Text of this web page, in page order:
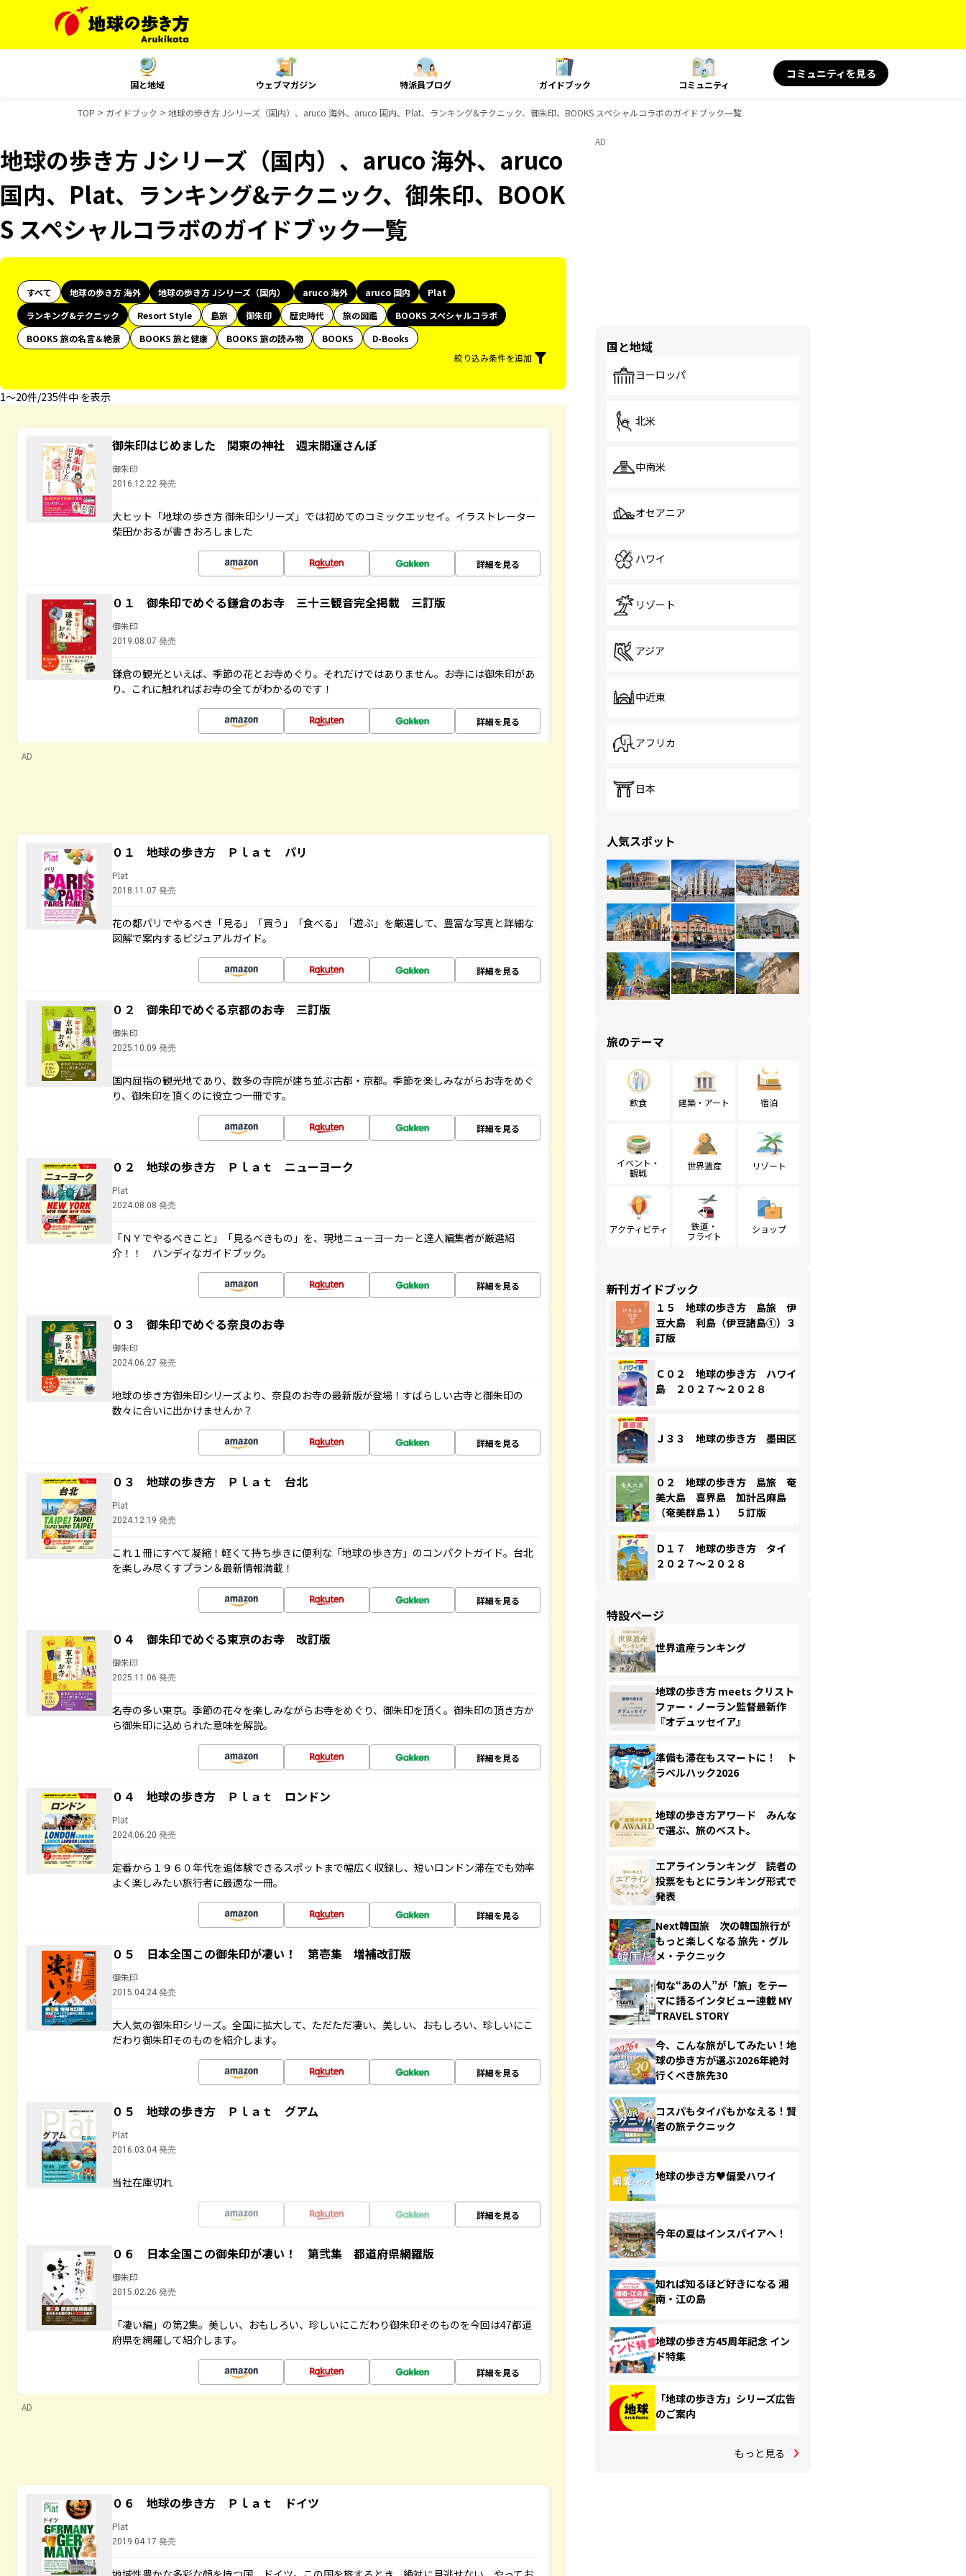
国と地域 ウェブマガジン 特派員ブログ ガイドブック コミュニティ
コミュニティを見る
TOP ガイドブック 地球の歩き方 Jシリーズ（国内）、aruco 海外、aruco 国内、Plat、ランキング&テクニック、御朱印、BOOKS スペシャルコラボのガイドブック一覧
地球の歩き方 Jシリーズ（国内）、aruco 海外、aruco
国内、Plat、ランキング&テクニック、御朱印、BOOK
S スペシャルコラボのガイドブック一覧
すべて 地球の歩き方 海外 地球の歩き方 Jシリーズ（国内） aruco 海外 aruco 国内
Plat
ランキング&テクニック
Resort Style 島旅 御朱印 歴史時代 旅の図鑑
BOOKS スペシャルコラボ
BOOKS 旅の名言＆絶景
BOOKS 旅と健康 BOOKS 旅の読み物 BOOKS
D-Books
絞り込み条件を追加
1〜20件/235件中 を表示
御朱印はじめました 関東の神社 週末開運さんぽ
御朱印
2016.12.22 発売
大ヒット「地球の歩き方 御朱印シリーズ」では初めてのコミックエッセイ。イラストレーター
柴田かおるが書きおろしました
詳細を見る
０１ 御朱印でめぐる鎌倉のお寺 三十三観音完全掲載 三訂版
御朱印
2019.08.07 発売
鎌倉の観光といえば、季節の花とお寺めぐり。それだけではありません。お寺には御朱印があ
り、これに触れればお寺の全てがわかるのです！
詳細を見る
AD
０１ 地球の歩き方 Ｐｌａｔ パリ
Plat
2018.11.07 発売
花の都パリでやるべき「見る」「買う」「食べる」「遊ぶ」を厳選して、豊富な写真と詳細な
図解で案内するビジュアルガイド。
詳細を見る
０２ 御朱印でめぐる京都のお寺 三訂版
御朱印
2025.10.09 発売
国内屈指の観光地であり、数多の寺院が建ち並ぶ古都・京都。季節を楽しみながらお寺をめぐ
り、御朱印を頂くのに役立つ一冊です。
詳細を見る
０２ 地球の歩き方 Ｐｌａｔ ニューヨーク
Plat
2024.08.08 発売
「ＮＹでやるべきこと」「見るべきもの」を、現地ニューヨーカーと達人編集者が厳選紹
介！！ ハンディなガイドブック。
詳細を見る
０３ 御朱印でめぐる奈良のお寺
御朱印
2024.06.27 発売
地球の歩き方御朱印シリーズより、奈良のお寺の最新版が登場！すばらしい古寺と御朱印の
数々に合いに出かけませんか？
詳細を見る
０３ 地球の歩き方 Ｐｌａｔ 台北
Plat
2024.12.19 発売
これ１冊にすべて凝縮！軽くて持ち歩きに便利な「地球の歩き方」のコンパクトガイド。台北
を楽しみ尽くすプラン＆最新情報満載！
詳細を見る
０４ 御朱印でめぐる東京のお寺 改訂版
御朱印
2025.11.06 発売
名寺の多い東京。季節の花々を楽しみながらお寺をめぐり、御朱印を頂く。御朱印の頂き方か
ら御朱印に込められた意味を解説。
詳細を見る
０４ 地球の歩き方 Ｐｌａｔ ロンドン
Plat
2024.06.20 発売
定番から１９６０年代を追体験できるスポットまで幅広く収録し、短いロンドン滞在でも効率
よく楽しみたい旅行者に最適な一冊。
詳細を見る
０５ 日本全国この御朱印が凄い！ 第壱集 増補改訂版
御朱印
2015.04.24 発売
大人気の御朱印シリーズ。全国に拡大して、ただただ凄い、美しい、おもしろい、珍しいにこ
だわり御朱印そのものを紹介します。
詳細を見る
０５ 地球の歩き方 Ｐｌａｔ グアム
Plat
2016.03.04 発売
当社在庫切れ
詳細を見る
０６ 日本全国この御朱印が凄い！ 第弐集 都道府県網羅版
御朱印
2015.02.26 発売
「凄い編」の第2集。美しい、おもしろい、珍しいにこだわり御朱印そのものを今回は47都道
府県を網羅して紹介します。
詳細を見る
AD
０６ 地球の歩き方 Ｐｌａｔ ドイツ
Plat
2019.04.17 発売
AD
国と地域
ヨーロッパ
北米
中南米
オセアニア
ハワイ
リゾート
アジア
中近東
アフリカ
日本
人気スポット
旅のテーマ
飲食 建築・アート 宿泊
イベント・
観戦
世界遺産 リゾート
アクティビティ
鉄道・
フライト
ショップ
新刊ガイドブック
１５ 地球の歩き方 島旅 伊
豆大島 利島（伊豆諸島①）３
訂版
Ｃ０２ 地球の歩き方 ハワイ
島 ２０２７～２０２８
Ｊ３３ 地球の歩き方 墨田区
０２ 地球の歩き方 島旅 奄
美大島 喜界島 加計呂麻島
（奄美群島１） ５訂版
Ｄ１７ 地球の歩き方 タイ
２０２７～２０２８
特設ページ
世界遺産ランキング
地球の歩き方 meets クリスト
ファー・ノーラン監督最新作
『オデュッセイア』
準備も滞在もスマートに！ ト
ラベルハック2026
地球の歩き方アワード みんな
で選ぶ、旅のベスト。
エアラインランキング 読者の
投票をもとにランキング形式で
発表
Next韓国旅 次の韓国旅行が
もっと楽しくなる 旅先・グル
メ・テクニック
旬な“あの人”が「旅」をテー
マに語るインタビュー連載 MY
TRAVEL STORY
今、こんな旅がしてみたい！地
球の歩き方が選ぶ2026年絶対
行くべき旅先30
コスパもタイパもかなえる！賢
者の旅テクニック
地球の歩き方♥偏愛ハワイ
今年の夏はインスパイアへ！
知れば知るほど好きになる 湘
南・江の島
地球の歩き方45周年記念 イン
ド特集
「地球の歩き方」シリーズ広告
のご案内
もっと見る